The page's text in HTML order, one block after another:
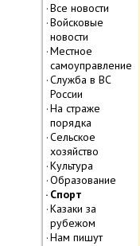
Все новости
Войсковые
новости
Местное
самоуправление
Служба в ВС
России
На страже
порядка
Сельское
хозяйство
Культура
Образование
Спорт
Казаки за
рубежом
Нам пишут